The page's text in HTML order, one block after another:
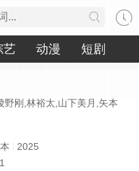
艺 动漫 短剧
野刚,林裕太,山下美月,矢本
2025